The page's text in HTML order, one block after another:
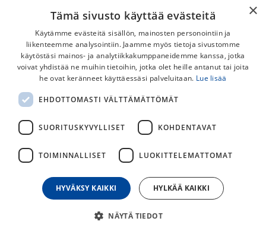
Shimano PD-GR400 Flat Polkimet
flättipolkimet pysyvät tukevasti jalkojen alla.
64,90€ 75,00€
päivän alin hinta
×
Tämä sivusto käyttää evästeitä
Käytämme evästeitä sisällön, mainosten personointiin ja
liikenteemme analysointiin. Jaamme myös tietoja sivustomme
käytöstäsi mainos- ja analytiikkakumppaneidemme kanssa, jotka
voivat yhdistää ne muihin tietoihin, jotka olet heille antanut tai joita
he ovat keränneet käyttäessäsi palveluitaan. Lue lisää
EHDOTTOMASTI VÄLTTÄMÄTTÖMÄT
SUORITUSKYVYLLISET KOHDENTAVAT
TOIMINNALLISET LUOKITTELEMATTOMAT
HYVÄKSY KAIKKI HYLKÄÄ KAIKKI
NÄYTÄ TIEDOT